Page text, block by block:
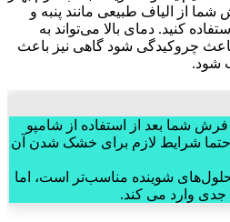
از الیاف طبیعی مانند پنبه و
کنید. دمای بالا می‌تواند به
چروکیدگی شود گاهی نیز باعث
شود.
فرش شما بعد از استفاده از شامپو
شرایط لازم برای خشک شدن آن
شوینده مناسب‌تر است، اما
وارد می کند.